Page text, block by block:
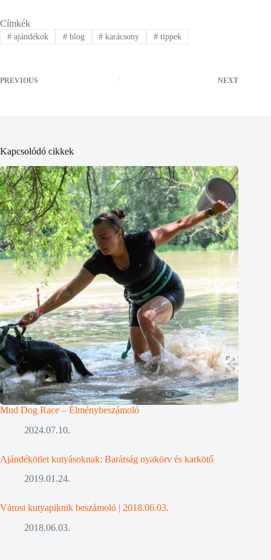
Címkék
#ajándékok #blog # karácsony # tippek
PREVIOUS NEXT
Kapcsolódó cikkek
Mud Dog Race – Élménybeszámoló
2024.07.10.
Ajándékötlet kutyásoknak: Barátság nyakörv és karkötő
2019.01.24.
Városi kutyapiknik beszámoló | 2018.06.03.
2018.06.03.